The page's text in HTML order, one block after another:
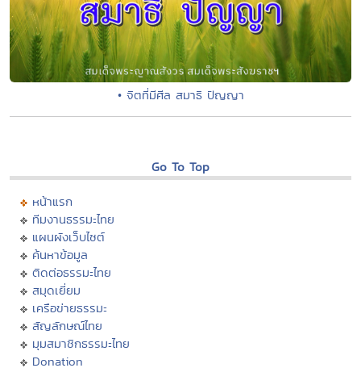
• จิตที่มีศีล สมาธิ ปัญญา
Go To Top
หน้าแรก
ทีมงานธรรมะไทย
แผนผังเว็บไซต์
ค้นหาข้อมูล
ติดต่อธรรมะไทย
สมุดเยี่ยม
เครือข่ายธรรมะ
สัญลักษณ์ไทย
มุมสมาชิกธรรมะไทย
Donation